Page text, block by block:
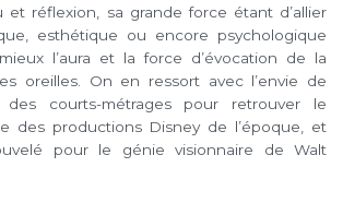
réflexion, sa grande force étant d’allier
esthétique ou encore psychologique
l’aura et la force d’évocation de la
oreilles. On en ressort avec l’envie de
des courts-métrages pour retrouver le
des productions Disney de l’époque, et
pour le génie visionnaire de Walt